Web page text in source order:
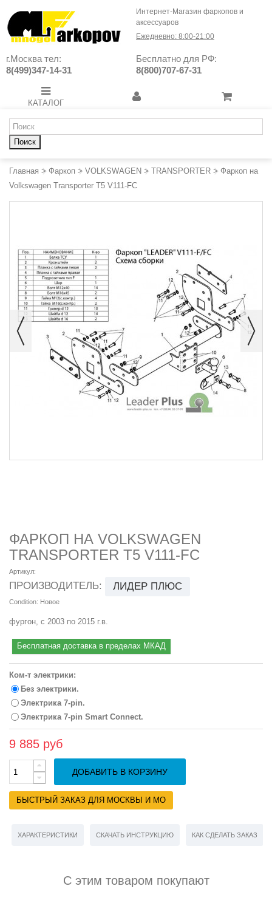
Интернет-Магазин фаркопов и
аксессуаров
Ежедневно: 8:00-21:00
г.Москва тел:
8(499)347-14-31
Бесплатно для РФ:
8(800)707-67-31
КАТАЛОГ
Поиск
Главная > Фаркоп > VOLKSWAGEN > TRANSPORTER > Фаркоп на
Volkswagen Transporter T5 V111-FC
ФАРКОП НА VOLKSWAGEN
TRANSPORTER T5 V111-FC
Артикул:
ПРОИЗВОДИТЕЛЬ: ЛИДЕР ПЛЮС
Condition: Новое
фургон, с 2003 по 2015 г.в.
Бесплатная доставка в пределах МКАД
Ком-т электрики:
Без электрики.
Электрика 7-pin.
Электрика 7-pin Smart Connect.
9 885 руб
ДОБАВИТЬ В КОРЗИНУ
БЫСТРЫЙ ЗАКАЗ ДЛЯ МОСКВЫ И МО
ХАРАКТЕРИСТИКИ СКАЧАТЬ ИНСТРУКЦИЮ КАК СДЕЛАТЬ ЗАКАЗ
С этим товаром покупают